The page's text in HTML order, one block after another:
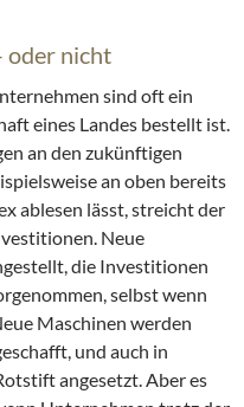
oder nicht
sind oft ein
eines Landes bestellt ist.
an den zukünftigen
an oben bereits
ablesen lässt, streicht der
Neue
die Investitionen
selbst wenn
Maschinen werden
und auch in
angesetzt. Aber es